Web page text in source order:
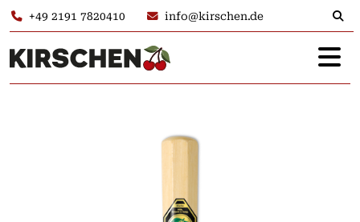
+49 2191 7820410 info@kirschen.de